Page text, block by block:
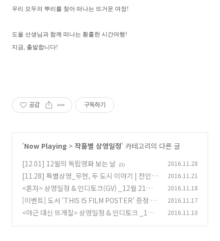
우리 모두의 뿌리를 찾아 떠나는 뜨거운 여정!
도올 선생님과 함께 떠나는 황홀한 시간여행!
지금, 출발합니다!
공감 구독하기
'Now Playing > 작품별 상영일정' 카테고리의 다른 글
[12.01] 12월의 독립영화 보는 날 (0) 2016.11.28
[11.28] 특별상영_무현, 두 도시 이야기 | 전인환
(0)
2016.11.21
<혼자> 상영일정 & 인디토크(GV) _12월 21일
종영
(0)
2016.11.18
[이벤트] 도서 'THIS IS FILM POSTER' 증정 이
벤트 (0)
2016.11.17
<야근 대신 뜨개질> 상영일정 & 인디토크 _1월
2016.11.10